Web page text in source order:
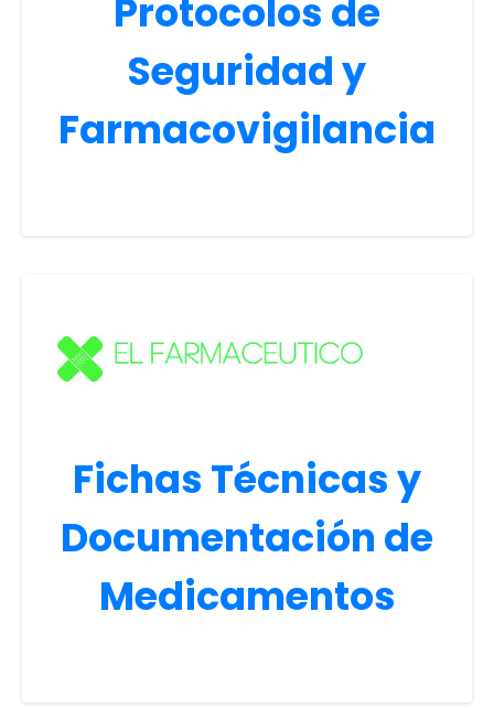
Protocolos de
Seguridad y
Farmacovigilancia
Fichas Técnicas y
Documentación de
Medicamentos